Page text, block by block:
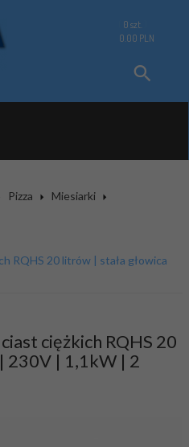
0 szt.
0.00 PLN
Pizza Miesiarki
RQHS 20 litrów | stała głowica
ciężkich RQHS 20
230V | 1,1kW | 2